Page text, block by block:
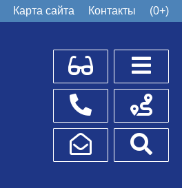
Карта сайта Контакты (0+)
Для слабовидящих
Телефоны
Написать обращение
Схема